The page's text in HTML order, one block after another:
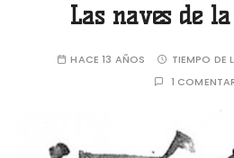
Las naves de
HACE 13 AÑOS TIEMPO DE
1